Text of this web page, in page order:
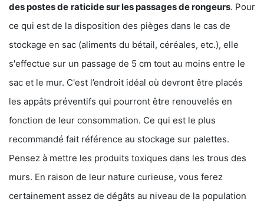
des postes de raticide sur les passages de rongeurs. Pour
ce qui est de la disposition des pièges dans le cas de
stockage en sac (aliments du bétail, céréales, etc.), elle
s'effectue sur un passage de 5 cm tout au moins entre le
sac et le mur. C'est l’endroit idéal où devront être placés
les appâts préventifs qui pourront être renouvelés en
fonction de leur consommation. Ce qui est le plus
recommandé fait référence au stockage sur palettes.
Pensez à mettre les produits toxiques dans les trous des
murs. En raison de leur nature curieuse, vous ferez
certainement assez de dégâts au niveau de la population